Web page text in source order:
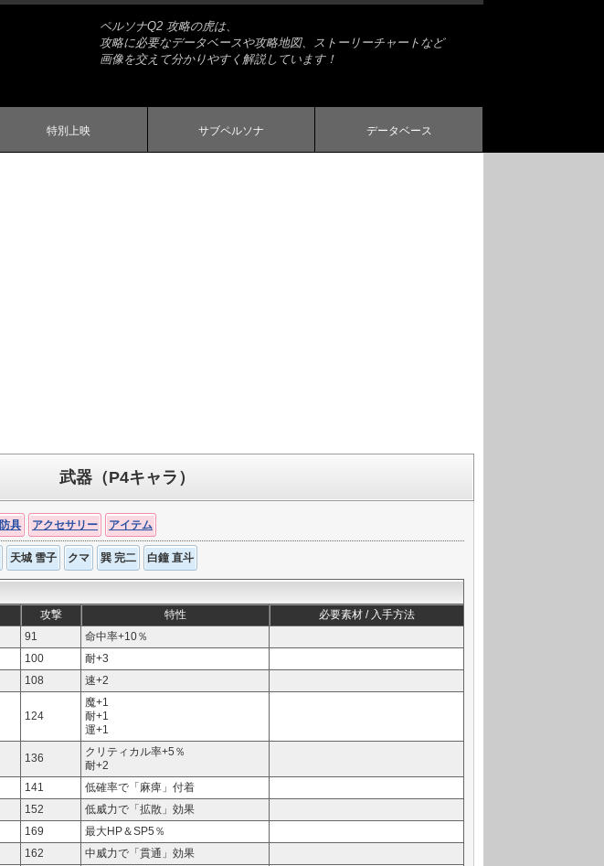
ペルソナQ2 攻略の虎は、
攻略に必要なデータベースや攻略地図、ストーリーチャートなど
画像を交えて分かりやすく解説しています！
特別上映 サブペルソナ データベース
武器（P4キャラ）
防具 アクセサリー アイテム
天城 雪子 クマ 巽 完二 白鐘 直斗
攻撃 特性
必要素材 / 入手方法
91
命中率+10％
100
耐+3
108 速+2
124
魔+1
耐+1
運+1
136
クリティカル率+5％
耐+2
141
低確率で「麻痺」付着
152
低威力で「拡散」効果
169
最大HP＆SP5％
162
中威力で「貫通」効果